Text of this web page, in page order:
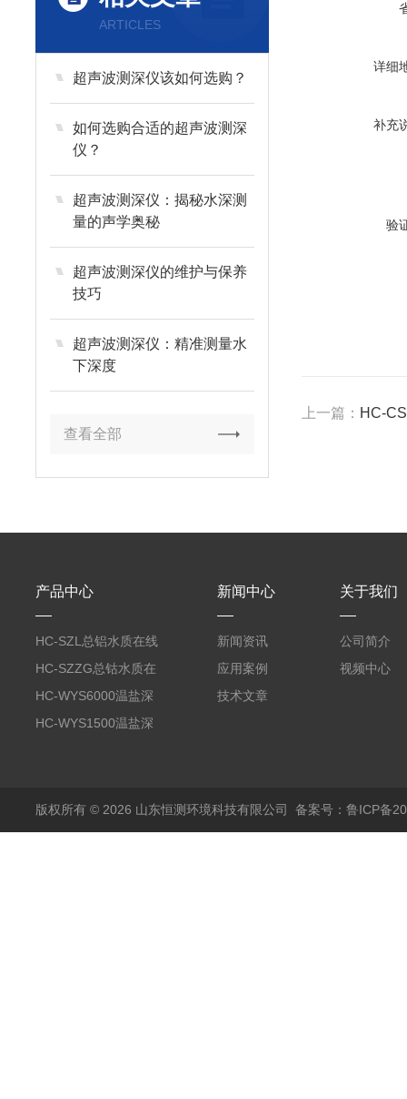
ARTICLES
超声波测深仪该如何选购？
如何选购合适的超声波测深
仪？
超声波测深仪：揭秘水深测
量的声学奥秘
超声波测深仪的维护与保养
技巧
超声波测深仪：精准测量水
下深度
查看全部
详细
补充
验
上一篇： HC-
产品中心
HC-SZL总铝水质在线
分析仪
HC-SZZG总钴水质在
线分析仪
HC-WYS6000温盐深
分析仪
HC-WYS1500温盐深
新闻中心
新闻资讯
应用案例
技术文章
关于我们
公司简介
视频中心
版权所有 © 2026 山东恒测环境科技有限公司 备案号：鲁ICP备